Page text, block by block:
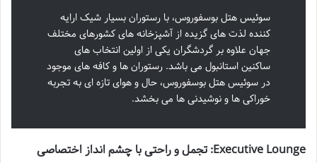
سوئیس هتل بوسفوروس، با رستوران بسیار شیک ارایه
کننده لذت های گزیده از آشپزخانه های کشورهای مختلف
جهان علاوه بر گردشگران یکی از اولین انتخاب های
ساکنین استانبول می باشد. رستوران ها و کافه های موجود
در سوئیس هتل بوسفوروس، حال و هوای تازه ای به تجربه
خوراکی ها و نوشیدنی ها می بخشد.
Executive Lounge: تجمل و راحتی با چشم انداز اختصاصی